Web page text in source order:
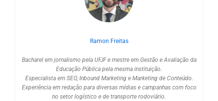
Ramon Freitas
Bacharel em jornalismo pela UFJF e mestre em Gestão e Avaliação da
Educação Pública pela mesma instituição.
Especialista em SEO, Inbound Marketing e Marketing de Conteúdo.
Experiência em redação para diversas mídias e campanhas com foco
no setor logístico e de transporte rodoviário.